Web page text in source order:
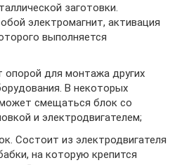
заготовки.
электромагнит, активация
выполняется
опорой для монтажа других
В некоторых
смещаться блок со
и электродвигателем;
Состоит из электродвигателя
на которую крепится